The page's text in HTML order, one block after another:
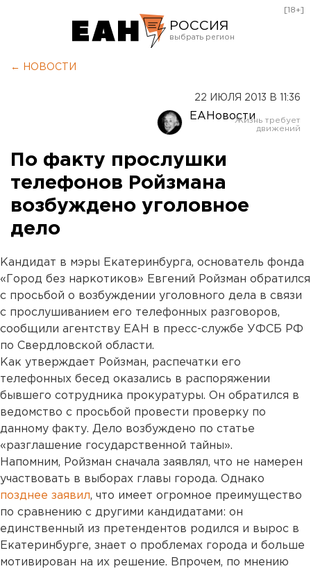
РОССИЯ
Оренбург
[18+]
← НОВОСТИ
22 ИЮЛЯ 2013 В 11:36
ЕАНовости
По факту прослушки
телефонов Ройзмана
возбуждено уголовное
дело
Кандидат в мэры Екатеринбурга, основатель фонда
«Город без наркотиков» Евгений Ройзман обратился
с просьбой о возбуждении уголовного дела в связи
с прослушиванием его телефонных разговоров,
сообщили агентству ЕАН в пресс-службе УФСБ РФ
по Свердловской области.
Как утверждает Ройзман, распечатки его
телефонных бесед оказались в распоряжении
бывшего сотрудника прокуратуры. Он обратился в
ведомство с просьбой провести проверку по
данному факту. Дело возбуждено по статье
«разглашение государственной тайны».
Напомним, Ройзман сначала заявлял, что не намерен
участвовать в выборах главы города. Однако
позднее заявил, что имеет огромное преимущество
по сравнению с другими кандидатами: он
единственный из претендентов родился и вырос в
Екатеринбурге, знает о проблемах города и больше
мотивирован на их решение. Впрочем, по мнению